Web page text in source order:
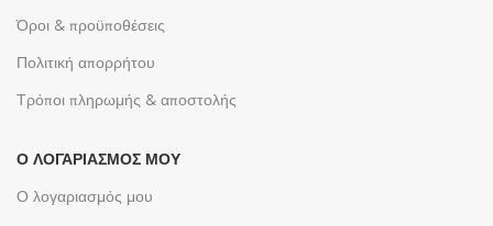
Όροι & προϋποθέσεις
Πολιτική απορρήτου
Τρόποι πληρωμής & αποστολής
Ο ΛΟΓΑΡΙΑΣΜΌΣ ΜΟΥ
Ο λογαριασμός μου